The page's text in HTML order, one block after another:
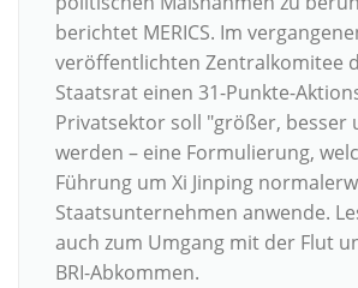
berichtet MERICS. Im
veröffentlichten Zentralkomitee
Staatsrat einen 31-Punkte-
Privatsektor soll "größer, besser
werden – eine Formulierung,
Führung um Xi Jinping
Staatsunternehmen anwende.
auch zum Umgang mit der Flut
BRI-Abkommen.